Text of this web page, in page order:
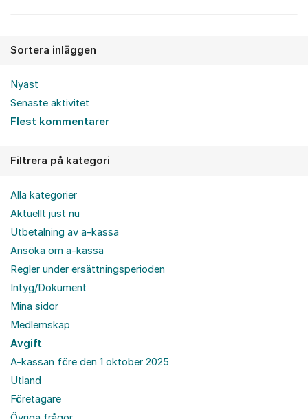
Sortera inläggen
Nyast
Senaste aktivitet
Flest kommentarer
Filtrera på kategori
Alla kategorier
Aktuellt just nu
Utbetalning av a-kassa
Ansöka om a-kassa
Regler under ersättningsperioden
Intyg/Dokument
Mina sidor
Medlemskap
Avgift
A-kassan före den 1 oktober 2025
Utland
Företagare